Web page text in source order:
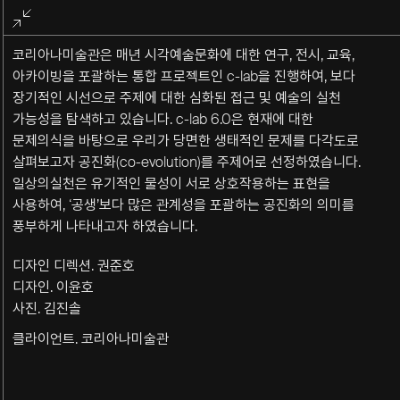
전체화면
종료
코리아나미술관은 매년 시각예술문화에 대한 연구, 전시, 교육,
아카이빙을 포괄하는 통합 프로젝트인 c-lab을 진행하여, 보다
장기적인 시선으로 주제에 대한 심화된 접근 및 예술의 실천
가능성을 탐색하고 있습니다. c-lab 6.0은 현재에 대한
문제의식을 바탕으로 우리가 당면한 생태적인 문제를 다각도로
살펴보고자 공진화(co-evolution)를 주제어로 선정하였습니다.
일상의실천은 유기적인 물성이 서로 상호작용하는 표현을
사용하여, ‘공생’보다 많은 관계성을 포괄하는 공진화의 의미를
풍부하게 나타내고자 하였습니다.
디자인 디렉션. 권준호
디자인. 이윤호
사진. 김진솔
클라이언트. 코리아나미술관